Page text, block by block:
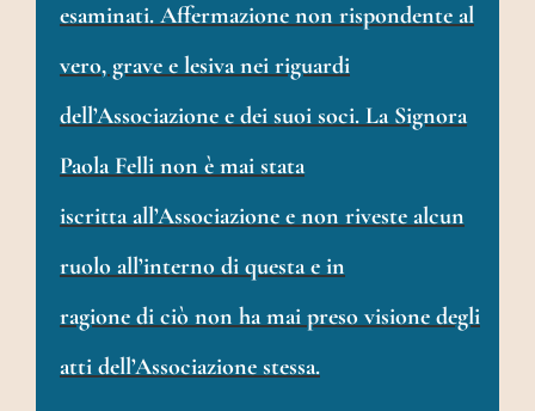
esaminati. Affermazione non rispondente al
vero, grave e lesiva nei riguardi
dell’Associazione e dei suoi soci. La Signora
Paola Felli non è mai stata
iscritta all’Associazione e non riveste alcun
ruolo all’interno di questa e in
ragione di ciò non ha mai preso visione degli
atti dell’Associazione stessa.